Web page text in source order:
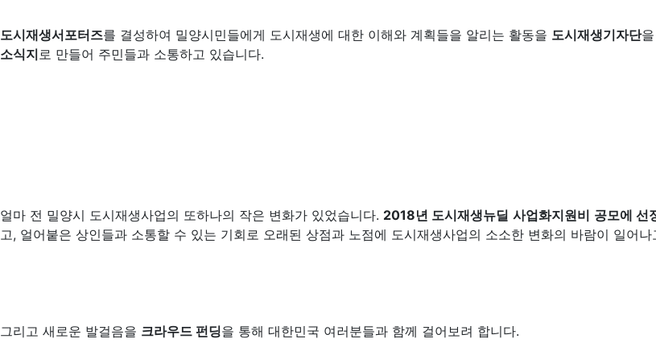
도시재생서포터즈를 결성하여 밀양시민들에게 도시재생에 대한 이해와 계획들을 알리는 활동을 도시재생기자단
소식지로 만들어 주민들과 소통하고 있습니다.
얼마 전 밀양시 도시재생사업의 또하나의 작은 변화가 있었습니다. 2018년 도시재생뉴딜 사업화지원비 공모에 선
고, 얼어붙은 상인들과 소통할 수 있는 기회로 오래된 상점과 노점에 도시재생사업의 소소한 변화의 바람이 일어나
그리고 새로운 발걸음을 크라우드 펀딩을 통해 대한민국 여러분들과 함께 걸어보려 합니다.